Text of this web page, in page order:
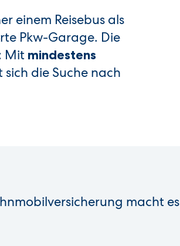
einem Reisebus als
Pkw-Garage. Die
Mit mindestens
die Suche nach
macht es